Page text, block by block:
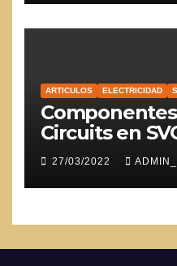
ARTICULOS ELECTRICIDAD
Circuits en
27/03/2022